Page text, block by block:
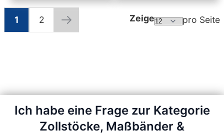
SeiteSie lesen gerade die Seite
1 Seite
2 Seite
Weiter
Zeige pro Seite
Ich habe eine Frage zur Kategorie
Zollstöcke, Maßbänder &